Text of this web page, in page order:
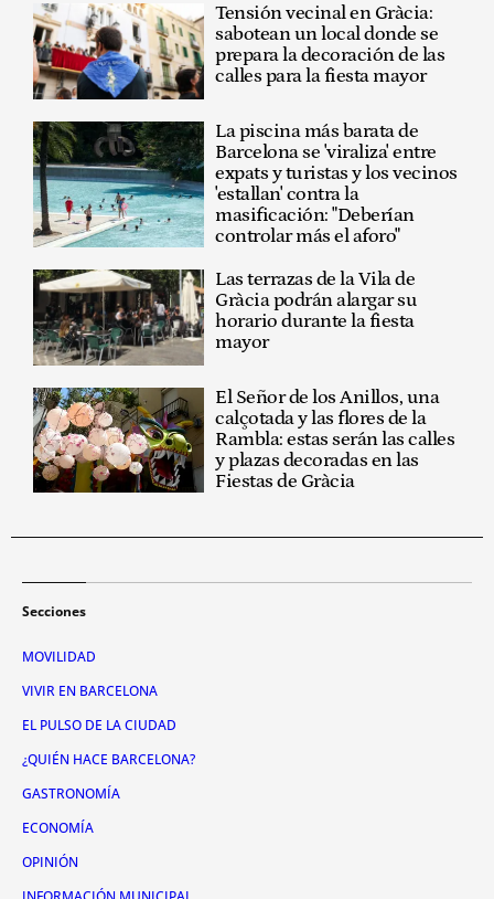
Tensión vecinal en Gràcia:
sabotean un local donde se
prepara la decoración de las
calles para la fiesta mayor
La piscina más barata de
Barcelona se 'viraliza' entre
expats y turistas y los vecinos
'estallan' contra la
masificación: "Deberían
controlar más el aforo"
Las terrazas de la Vila de
Gràcia podrán alargar su
horario durante la fiesta
mayor
El Señor de los Anillos, una
calçotada y las flores de la
Rambla: estas serán las calles
y plazas decoradas en las
Fiestas de Gràcia
Secciones
MOVILIDAD
VIVIR EN BARCELONA
EL PULSO DE LA CIUDAD
¿QUIÉN HACE BARCELONA?
GASTRONOMÍA
ECONOMÍA
OPINIÓN